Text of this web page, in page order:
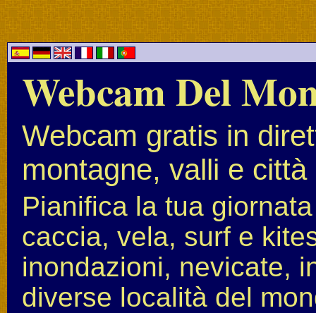
Webcam Del
Webcam gratis in
montagne, valli e città
Pianifica la tua
caccia, vela, surf e
inondazioni, nevicate,
diverse località del